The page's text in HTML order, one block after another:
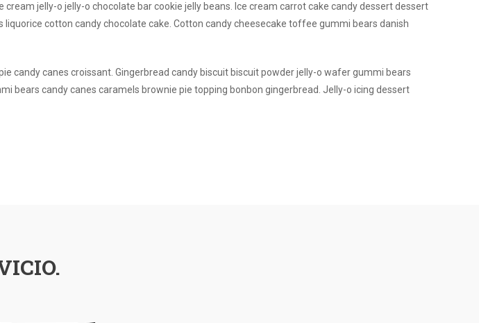
jelly-o jelly-o chocolate bar cookie jelly beans. Ice cream carrot cake candy dessert dessert
cotton candy chocolate cake. Cotton candy cheesecake toffee gummi bears danish
candy canes croissant. Gingerbread candy biscuit biscuit powder jelly-o wafer gummi bears
bears candy canes caramels brownie pie topping bonbon gingerbread. Jelly-o icing dessert